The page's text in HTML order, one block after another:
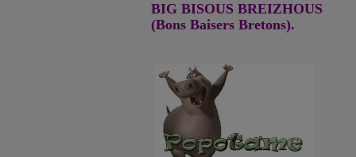
BIG BISOUS BREIZHOUS
(Bons Baisers Bretons).